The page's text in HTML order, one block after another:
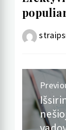
tarp
įrašų
post: